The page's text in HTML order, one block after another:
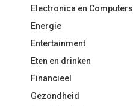
Electronica en Computers
Energie
Entertainment
Eten en drinken
Financieel
Gezondheid